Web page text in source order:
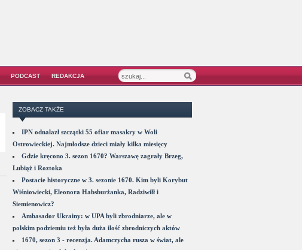
PODCAST REDAKCJA
ZOBACZ TAKŻE
IPN odnalazł szczątki 55 ofiar masakry w Woli
Ostrowieckiej. Najmłodsze dzieci miały kilka miesięcy
Gdzie kręcono 3. sezon 1670? Warszawę zagrały Brzeg,
Lubiąż i Roztoka
Postacie historyczne w 3. sezonie 1670. Kim byli Korybut
Wiśniowiecki, Eleonora Habsburżanka, Radziwiłł i
Siemienowicz?
Ambasador Ukrainy: w UPA byli zbrodniarze, ale w
polskim podziemiu też była duża ilość zbrodniczych aktów
1670, sezon 3 - recenzja. Adamczycha rusza w świat, ale